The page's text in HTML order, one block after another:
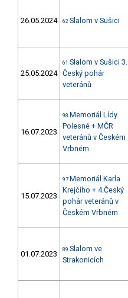
26.05.2024 62 Slalom v Sušici
25.05.2024
61 Slalom v Sušici 3.
Český pohár
veteránů
16.07.2023
98 Memoriál Lídy
Polesné + MČR
veteránů v Českém
Vrbném
15.07.2023
97 Memoriál Karla
Krejčího + 4.Český
pohár veteránů v
Českém Vrbném
01.07.2023 89 Slalom ve
Strakonicích